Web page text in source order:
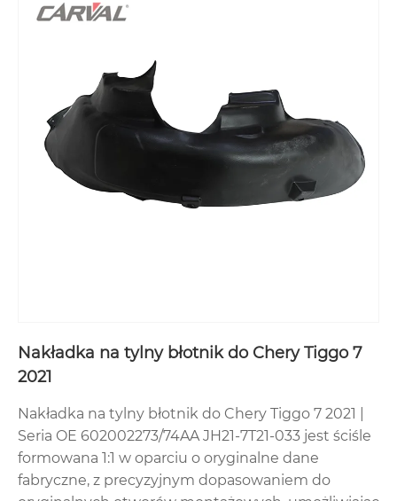
Nakładka na tylny błotnik do Chery Tiggo 7
2021
Nakładka na tylny błotnik do Chery Tiggo 7 2021 |
Seria OE 602002273/74AA JH21-7T21-033 jest ściśle
formowana 1:1 w oparciu o oryginalne dane
fabryczne, z precyzyjnym dopasowaniem do